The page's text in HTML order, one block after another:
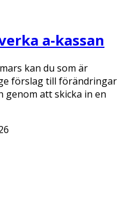
a-kassan
kan du som är
förslag till förändringar
genom att skicka in en